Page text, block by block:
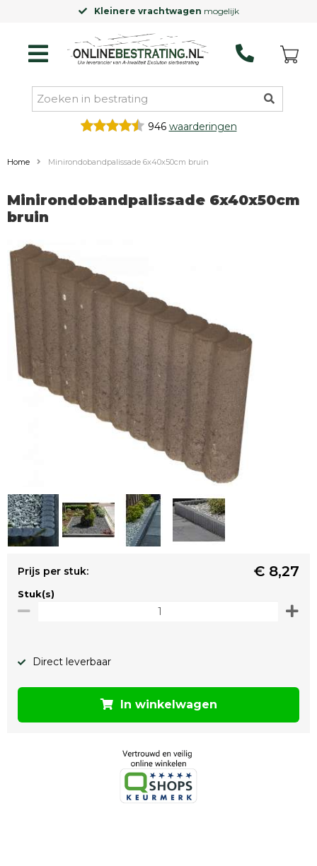
Kleinere vrachtwagen mogelijk
946 waarderingen
Home Minirondobandpalissade 6x40x50cm bruin
Minirondobandpalissade 6x40x50cm
bruin
Prijs per stuk: € 8,27
Stuk(s)
Direct leverbaar
In winkelwagen